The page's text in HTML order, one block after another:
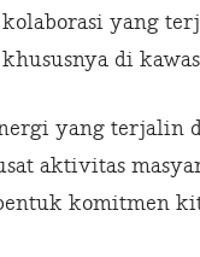
yang
di
yang terjalin
aktivitas
komitmen